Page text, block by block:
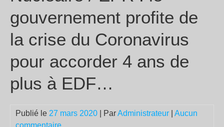
gouvernement profite de
la crise du Coronavirus
pour accorder 4 ans de
plus à EDF…
Publié le 27 mars 2020 | ParAdministrateur
Aucun
commentaire